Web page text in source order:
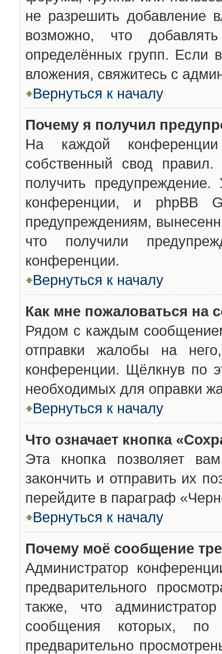
не разрешить добавление
возможно, что
определённых групп. Если
вложения, свяжитесь с
Вернуться к началу
Почему я получил
На каждой конференции
собственный свод
получить
конференции, и phpBB
предупреждениям,
что получили
конференции.
Вернуться к началу
Как мне пожаловаться на
Рядом с каждым
отправки жалобы на
конференции. Щёлкнув по
необходимых для оправки
Вернуться к началу
Что означает кнопка
Эта кнопка позволяет
закончить и отправить их
перейдите в параграф
Вернуться к началу
Почему моё сообщение
Администратор
предварительного
также, что
сообщения которых,
предварительно